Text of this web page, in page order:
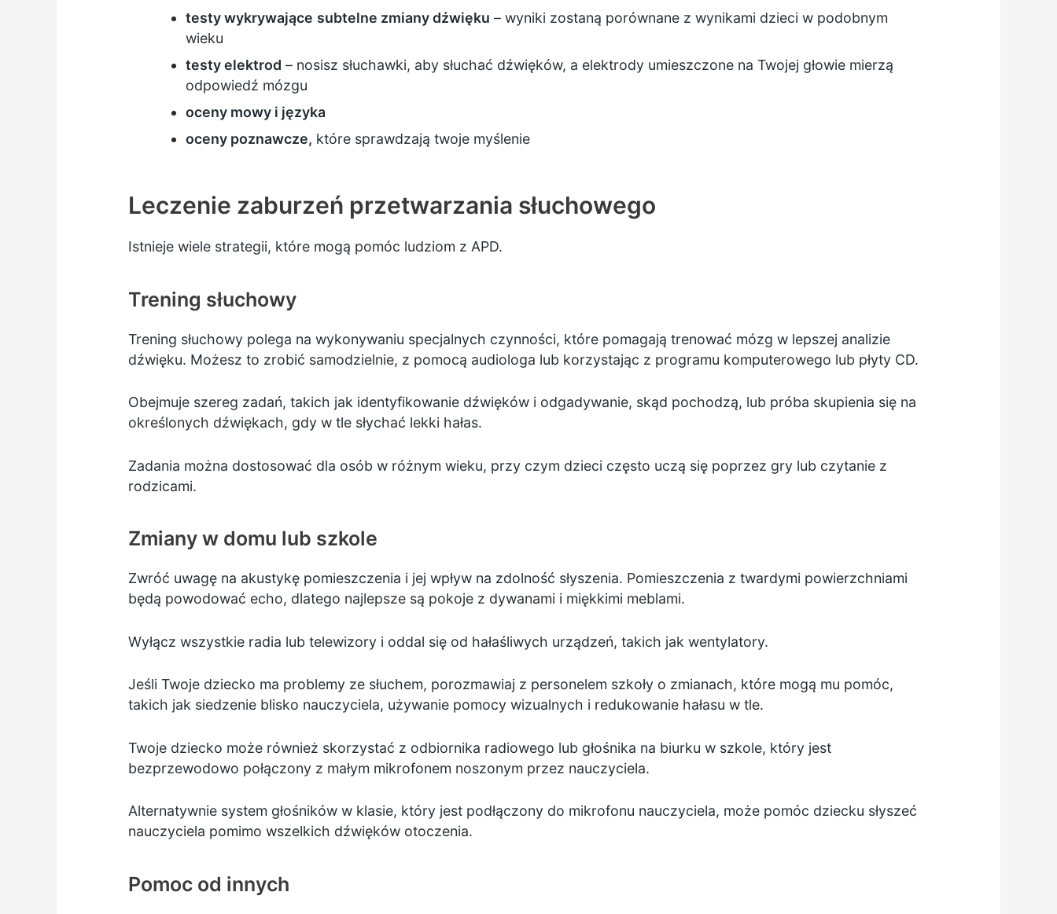
testy wykrywające subtelne zmiany dźwięku – wyniki zostaną porównane z wynikami dzieci w podobnym
wieku
testy elektrod – nosisz słuchawki, aby słuchać dźwięków, a elektrody umieszczone na Twojej głowie mierzą
odpowiedź mózgu
oceny mowy i języka
oceny poznawcze, które sprawdzają twoje myślenie
Leczenie zaburzeń przetwarzania słuchowego
Istnieje wiele strategii, które mogą pomóc ludziom z APD.
Trening słuchowy
Trening słuchowy polega na wykonywaniu specjalnych czynności, które pomagają trenować mózg w lepszej analizie
dźwięku. Możesz to zrobić samodzielnie, z pomocą audiologa lub korzystając z programu komputerowego lub płyty CD.
Obejmuje szereg zadań, takich jak identyfikowanie dźwięków i odgadywanie, skąd pochodzą, lub próba skupienia się na
określonych dźwiękach, gdy w tle słychać lekki hałas.
Zadania można dostosować dla osób w różnym wieku, przy czym dzieci często uczą się poprzez gry lub czytanie z
rodzicami.
Zmiany w domu lub szkole
Zwróć uwagę na akustykę pomieszczenia i jej wpływ na zdolność słyszenia. Pomieszczenia z twardymi powierzchniami
będą powodować echo, dlatego najlepsze są pokoje z dywanami i miękkimi meblami.
Wyłącz wszystkie radia lub telewizory i oddal się od hałaśliwych urządzeń, takich jak wentylatory.
Jeśli Twoje dziecko ma problemy ze słuchem, porozmawiaj z personelem szkoły o zmianach, które mogą mu pomóc,
takich jak siedzenie blisko nauczyciela, używanie pomocy wizualnych i redukowanie hałasu w tle.
Twoje dziecko może również skorzystać z odbiornika radiowego lub głośnika na biurku w szkole, który jest
bezprzewodowo połączony z małym mikrofonem noszonym przez nauczyciela.
Alternatywnie system głośników w klasie, który jest podłączony do mikrofonu nauczyciela, może pomóc dziecku słyszeć
nauczyciela pomimo wszelkich dźwięków otoczenia.
Pomoc od innych